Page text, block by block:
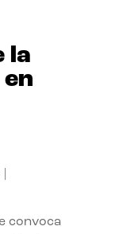
la
en
convoca